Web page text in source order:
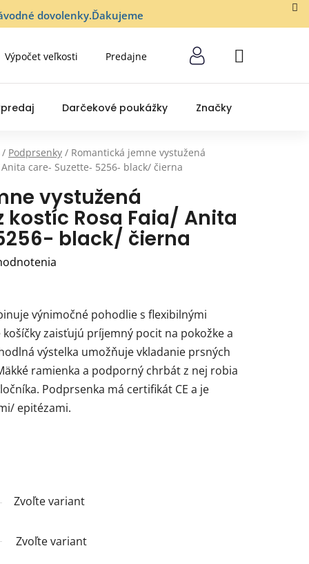
dovolenky.Ďakujeme
Výpočet veľkosti Predajne
NÁKUPNÝ
Darčekové poukážky Značky
/ Podprsenky / Romantická jemne vystužená
care- Suzette- 5256- black/ čierna
vystužená
kostíc Rosa Faia/ Anita
black/ čierna
výnimočné pohodlie s flexibilnými
zaisťujú príjemný pocit na pokožke a
výstelka umožňuje vkladanie prsných
ramienka a podporný chrbát z nej robia
Podprsenka má certifikát CE a je
epitézami.
Zvoľte variant
Zvoľte variant